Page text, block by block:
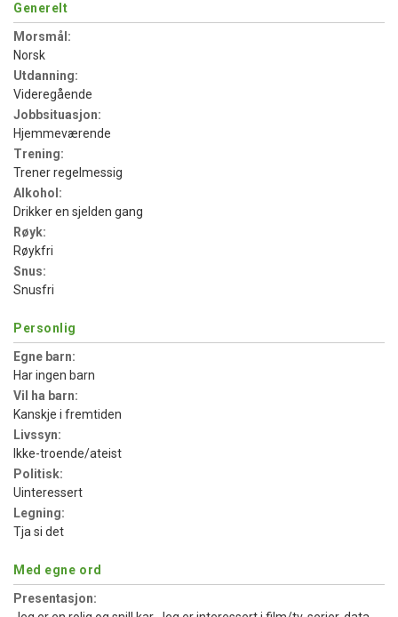
Generelt
Morsmål:
Norsk
Utdanning:
Videregående
Jobbsituasjon:
Hjemmeværende
Trening:
Trener regelmessig
Alkohol:
Drikker en sjelden gang
Røyk:
Røykfri
Snus:
Snusfri
Personlig
Egne barn:
Har ingen barn
Vil ha barn:
Kanskje i fremtiden
Livssyn:
Ikke-troende/ateist
Politisk:
Uinteressert
Legning:
Tja si det
Med egne ord
Presentasjon: